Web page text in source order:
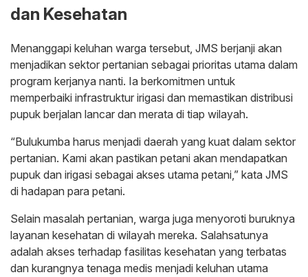
dan Kesehatan
Menanggapi keluhan warga tersebut, JMS berjanji akan
menjadikan sektor pertanian sebagai prioritas utama dalam
program kerjanya nanti. Ia berkomitmen untuk
memperbaiki infrastruktur irigasi dan memastikan distribusi
pupuk berjalan lancar dan merata di tiap wilayah.
“Bulukumba harus menjadi daerah yang kuat dalam sektor
pertanian. Kami akan pastikan petani akan mendapatkan
pupuk dan irigasi sebagai akses utama petani,” kata JMS
di hadapan para petani.
Selain masalah pertanian, warga juga menyoroti buruknya
layanan kesehatan di wilayah mereka. Salahsatunya
adalah akses terhadap fasilitas kesehatan yang terbatas
dan kurangnya tenaga medis menjadi keluhan utama